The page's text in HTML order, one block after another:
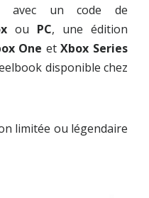
avec un code de
ou PC, une édition
One etXbox Series
disponible chez
limitée ou légendaire